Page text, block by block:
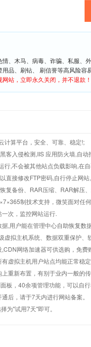
、木马、病毒、诈骗、私服、
品、刷钻、 刷信誉等高风险
站，立即永久关闭，并不退款！
计算平台，安全、可靠、稳定!;
客入侵检测,IIS 应用防火墙,自
行,不会被其他站点负载影响,在
直接修改FTP密码,自行停止网
复备份、RAR压缩、RAR解压
制技术支持，微笑面对任何
次，监控网站运行.
,用户能在管理中心自助恢复数
虚拟主机系统、数据双重保护、
网络加速器可供选购，免
虚拟主机用户站点均能正常稳
重新布置，有别于业内一般的
板，40余项管理功能，可以自行
后，请于7天内进行网站备案。
为"试用7天"即可。